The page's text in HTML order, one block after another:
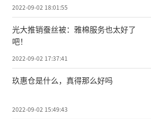
2022-09-02 18:01:55
光大推销蚕丝被：雅棉服务也太好了
吧！
2022-09-02 17:37:41
玖惠仓是什么，真得那么好吗
2022-09-02 15:49:43